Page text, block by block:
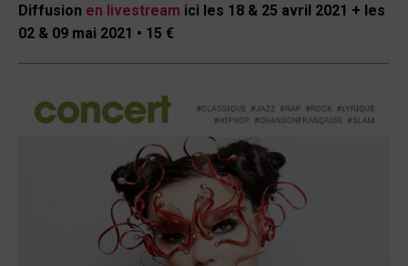
Diffusion en livestream ici les 18 & 25 avril 2021 + les
02 & 09 mai 2021 • 15 €